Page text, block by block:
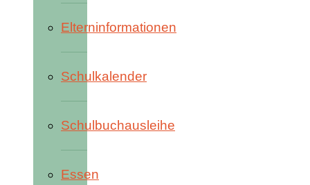
Elterninformationen
Schulkalender
Schulbuchausleihe
Essen